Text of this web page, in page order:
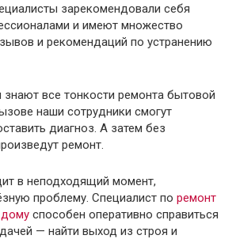
зарекомендовали себя
и имеют множество
и рекомендаций по устранению
все тонкости ремонта бытовой
наши сотрудники смогут
диагноз. А затем без
ремонт.
в неподходящий момент,
проблему. Специалист по ремонт
дому способен оперативно справиться
— найти выход из строя и